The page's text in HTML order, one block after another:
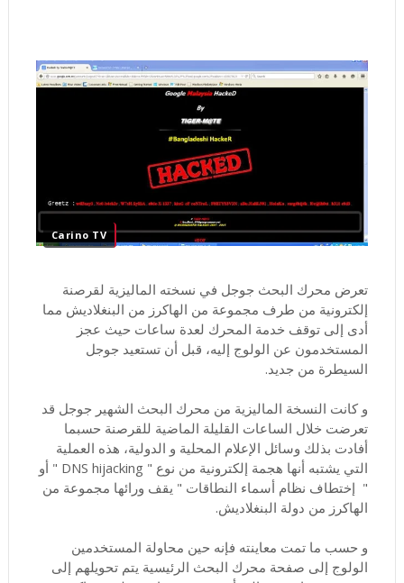
Carino TV
تعرض محرك البحث جوجل في نسخته الماليزية لقرصنة
إلكترونية من طرف مجموعة من الهاكرز من البنغلاديش مما
أدى إلى توقف خدمة المحرك لعدة ساعات حيث عجز
المستخدمون عن الولوج إليه، قبل أن تستعيد جوجل
السيطرة من جديد.
و كانت النسخة الماليزية من محرك البحث الشهير جوجل قد
تعرضت خلال الساعات القليلة الماضية للقرصنة حسبما
أفادت بذلك وسائل الإعلام المحلية و الدولية، هذه العملية
التي يشتبه أنها هجمة إلكترونية من نوع " DNS hijacking " أو
" إختطاف نظام أسماء النطاقات " يقف ورائها مجموعة من
الهاكرز من دولة البنغلاديش.
و حسب ما تمت معاينته فإنه حين محاولة المستخدمين
الولوج إلى صفحة محرك البحث الرئيسية يتم تحويلهم إلى